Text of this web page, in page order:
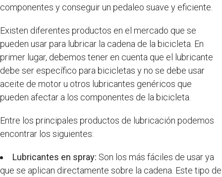
componentes y conseguir un pedaleo suave y eficiente.
Existen diferentes productos en el mercado que se
pueden usar para lubricar la cadena de la bicicleta. En
primer lugar, debemos tener en cuenta que el lubricante
debe ser específico para bicicletas y no se debe usar
aceite de motor u otros lubricantes genéricos que
pueden afectar a los componentes de la bicicleta.
Entre los principales productos de lubricación podemos
encontrar los siguientes:
Lubricantes en spray: Son los más fáciles de usar ya
que se aplican directamente sobre la cadena. Este tipo de